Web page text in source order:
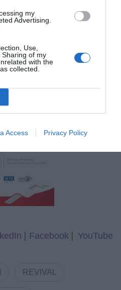
my
Advertising.
Use,
of my
with the
collected.
Access Privacy Policy
αποτελεί χαρακτηριστικό
αξίας που
τη δημιουργία
περιβάλλοντος, που
ενδυναμώνει
και συμβάλλει
μια ιδιαίτερα απαιτητική
| Facebook | YouTube
REVIVAL